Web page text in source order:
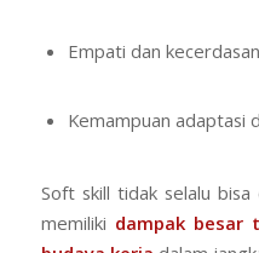
Empati dan
Kemampuan adaptasi
Soft skill tidak selalu
memiliki dampak besar